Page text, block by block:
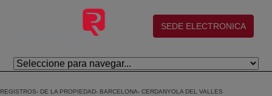
Saltar al contenido principal
(abre en nueva ventana)
SEDE ELECTRONICA
REGISTROS DE LA PROPIEDAD BARCELONA
CERDANYOLA DEL VALLES